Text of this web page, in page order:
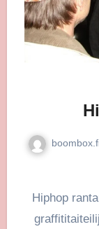
Hiphop